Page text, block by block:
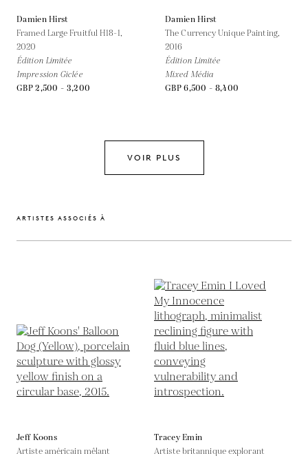
Damien Hirst
Framed Large Fruitful H18-1,
2020
Édition Limitée
Impression Giclée
GBP 2,500 - 3,200
Damien Hirst
The Currency Unique Painting,
2016
Édition Limitée
Mixed Média
GBP 6,500 - 8,400
VOIR PLUS
ARTISTES ASSOCIÉS À
Jeff Koons
Artiste américain mêlant
Tracey Emin
Artiste britannique explorant